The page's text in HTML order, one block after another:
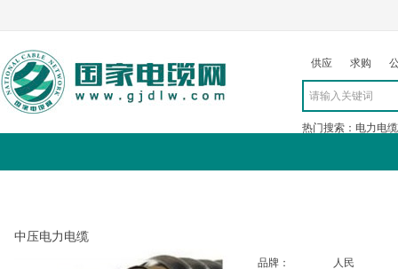
供应 求购
热门搜索： 电力电缆
中压电力电缆
品牌：
人民